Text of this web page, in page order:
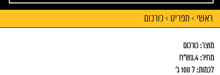
ראשי > תפריט > כורכום
מוצר: כורכום
מחיר: 3.4ש"ח
לכמות: ל 100 ג'